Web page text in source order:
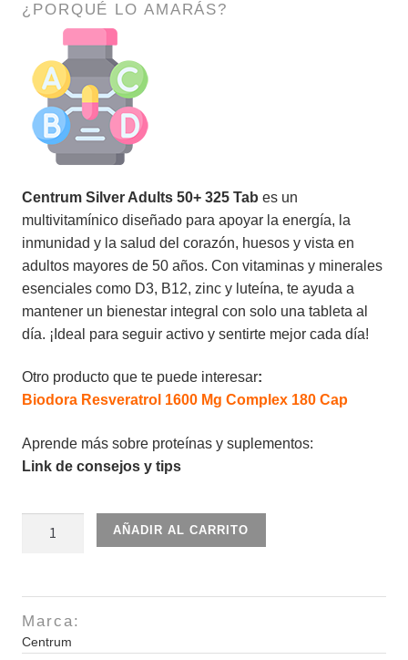
¿PORQUÉ LO AMARÁS?
Centrum Silver Adults 50+ 325 Tab es un
multivitamínico diseñado para apoyar la energía, la
inmunidad y la salud del corazón, huesos y vista en
adultos mayores de 50 años. Con vitaminas y minerales
esenciales como D3, B12, zinc y luteína, te ayuda a
mantener un bienestar integral con solo una tableta al
día. ¡Ideal para seguir activo y sentirte mejor cada día!
Otro producto que te puede interesar:
Biodora Resveratrol 1600 Mg Complex 180 Cap
Aprende más sobre proteínas y suplementos:
Link de consejos y tips
325
Tab
AÑADIR AL CARRITO
Marca:
Centrum